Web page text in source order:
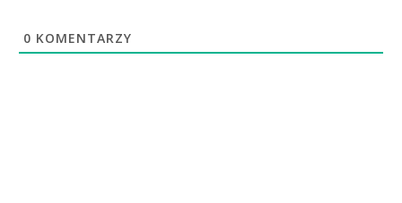
0 KOMENTARZY